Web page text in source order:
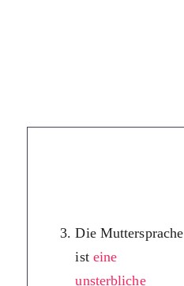
Die Muttersprache
ist eine
unsterbliche